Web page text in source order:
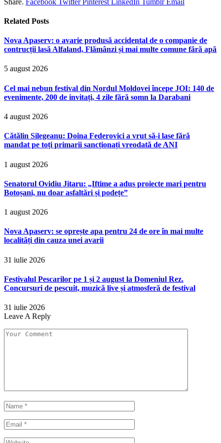
Related Posts
Nova Apaserv: o avarie produsă accidental de o companie de
contrucții lasă Alfaland, Flămânzi și mai multe comune fără apă
5 august 2026
Cel mai nebun festival din Nordul Moldovei începe JOI: 140 de
evenimente, 200 de invitați, 4 zile fără somn la Darabani
4 august 2026
Cătălin Silegeanu: Doina Federovici a vrut să-i lase fără
mandat pe toți primarii sancționați vreodată de ANI
1 august 2026
Senatorul Ovidiu Jitaru: „Iftime a adus proiecte mari pentru
Botoșani, nu doar asfaltări și podețe”
1 august 2026
Nova Apaserv: se oprește apa pentru 24 de ore în mai multe
localități din cauza unei avarii
31 iulie 2026
Festivalul Pescarilor pe 1 și 2 august la Domeniul Rez.
Concursuri de pescuit, muzică live și atmosferă de festival
31 iulie 2026
Leave A Reply